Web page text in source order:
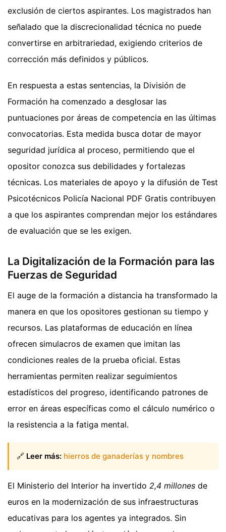
exclusión de ciertos aspirantes. Los magistrados han
señalado que la discrecionalidad técnica no puede
convertirse en arbitrariedad, exigiendo criterios de
corrección más definidos y públicos.
En respuesta a estas sentencias, la División de
Formación ha comenzado a desglosar las
puntuaciones por áreas de competencia en las últimas
convocatorias. Esta medida busca dotar de mayor
seguridad jurídica al proceso, permitiendo que el
opositor conozca sus debilidades y fortalezas
técnicas. Los materiales de apoyo y la difusión de Test
Psicotécnicos Policía Nacional PDF Gratis contribuyen
a que los aspirantes comprendan mejor los estándares
de evaluación que se les exigen.
La Digitalización de la Formación para las
Fuerzas de Seguridad
El auge de la formación a distancia ha transformado la
manera en que los opositores gestionan su tiempo y
recursos. Las plataformas de educación en línea
ofrecen simulacros de examen que imitan las
condiciones reales de la prueba oficial. Estas
herramientas permiten realizar seguimientos
estadísticos del progreso, identificando patrones de
error en áreas específicas como el cálculo numérico o
la resistencia a la fatiga mental.
🔗 Leer más: hierros de ganaderías y nombres
El Ministerio del Interior ha invertido 2,4 millones de
euros en la modernización de sus infraestructuras
educativas para los agentes ya integrados. Sin